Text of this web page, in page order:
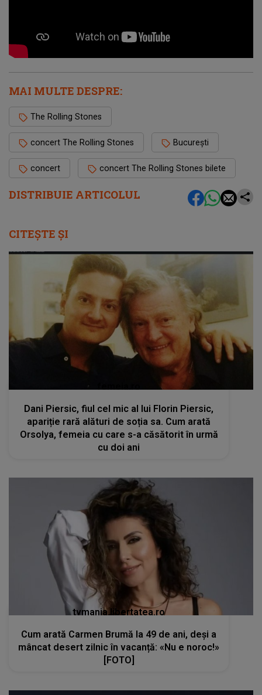
DISTRIBUIE ARTICOLUL
MAI MULTE DESPRE:
The Rolling Stones
concert The Rolling Stones București
concert concert The Rolling Stones bilete
CITEȘTE ȘI
Dani Piersic, fiul cel mic al lui Florin Piersic,
apariție rară alături de soția sa. Cum arată
Orsolya, femeia cu care s-a căsătorit în urmă
cu doi ani
tvmania.libertatea.ro
Cum arată Carmen Brumă la 49 de ani, deși a
mâncat desert zilnic în vacanță: «Nu e noroc!»
[FOTO]